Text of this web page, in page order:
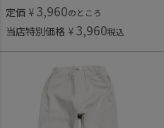
定価 ¥ 3,960のところ
当店特別価格 ¥ 3,960税込